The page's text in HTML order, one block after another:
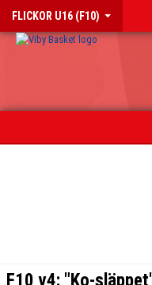
FLICKOR U16 (F10)
F10 v4: "Ko-